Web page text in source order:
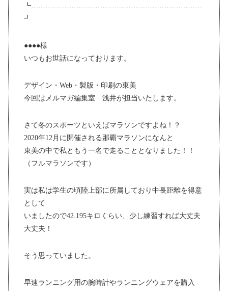
┗………………………………………………………………
┛
●●●●様
いつもお世話になっております。
デザイン・Web・製版・印刷の東美
今回はメルマガ編集室 浅井が担当いたします。
さて冬のスポーツといえばマラソンですよね！？
2020年12月に開催される那覇マラソンになんと
東美の中で私ともう一名で走ることとなりました！！
（フルマラソンです）
実は私は学生の頃陸上部に所属しており中長距離を得意
として
いましたので42.195キロくらい、少し練習すれば大丈夫
大丈夫！
そう思っていました。
早速ランニング用の腕時計やランニングウェアを購入